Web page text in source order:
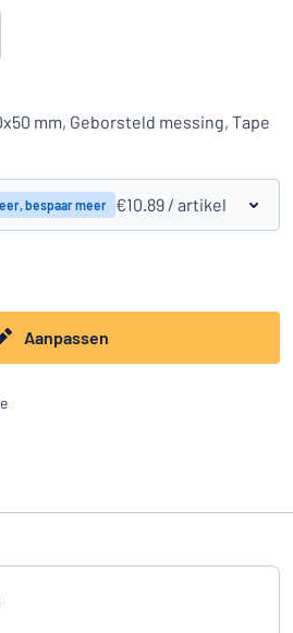
Ontwerp uw bord hier
mm, Geborsteld messing, Tape
bespaar meer €10.89 / artikel
Aanpassen